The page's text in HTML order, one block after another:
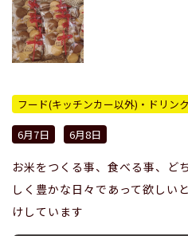
フード(キッチンカー以外)・ドリン
6月7日
6月8日
お米をつくる事、食べる事、ど
しく豊かな日々であって欲しい
けしています